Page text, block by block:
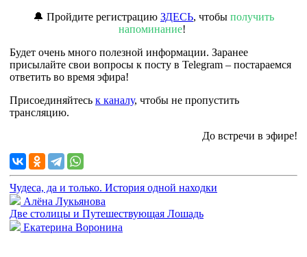
🔔 Пройдите регистрацию ЗДЕСЬ, чтобы получить
напоминание!
Будет очень много полезной информации. Заранее
присылайте свои вопросы к посту в Telegram – постараемся
ответить во время эфира!
Присоединяйтесь к каналу, чтобы не пропустить
трансляцию.
До встречи в эфире!
Чудеса, да и только. История одной находки
Алёна Лукьянова
Две столицы и Путешествующая Лошадь
Екатерина Воронина